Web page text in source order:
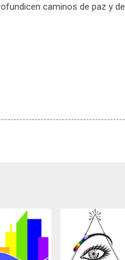
caminos de paz y de